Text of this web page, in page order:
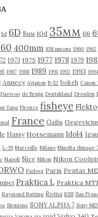
5d 6D 8мм 10d 35мм 66
400mm 838 школа 1960 1962
1973 1975 1977 1978 1979
1987 1988 1989 1991 1992 1993 1994
Annecy Avignon B-52 bokeh Canon
Daewoo de Bruijn Deutshland Dresden
Yang Firenze fisheye
France Gailis
Hassy Horsemann Idol4
L-39 Marceille Milano Minolta dimage
Napoli Nice Nikon Nikon
Padova Paris Pentax ME
Praktica L Praktica
Raymond Rutting Roma RSS San
Sirmione SONY ALPHA 7 Sony